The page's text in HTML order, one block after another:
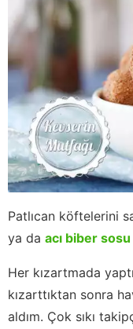
Patlıcan köftelerini
ya da acı biber sosu
Her kızartmada
kızarttıktan sonra
aldım. Çok sıkı